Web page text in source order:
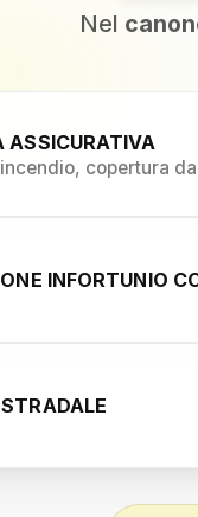
Nel
ASSICURATIVA
copertura
INFORTUNIO